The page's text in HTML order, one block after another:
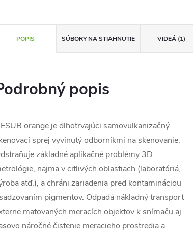
POPIS SÚBORY NA STIAHNUTIE VIDEÁ (1)
popis
orange je dlhotrvajúci samovulkanizačný
sprej vyvinutý odborníkmi na skenovanie.
základné aplikačné problémy 3D
najmä v citlivých oblastiach (laboratóriá,
atď.), a chráni zariadenia pred kontamináciou
pigmentov. Odpadá nákladný transport
matovaných meracích objektov k snímaču aj
náročné čistenie meracieho prostredia a